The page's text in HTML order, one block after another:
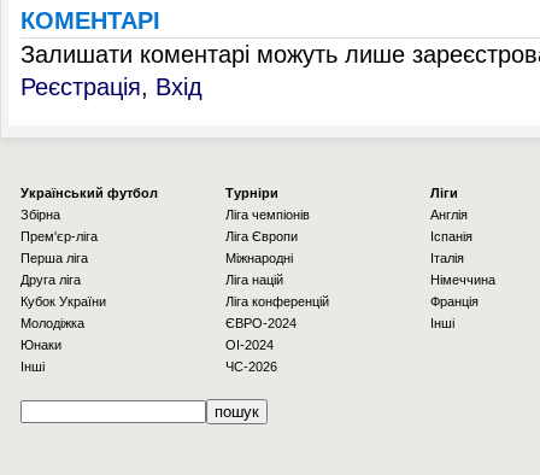
КОМЕНТАРІ
Залишати коментарі можуть лише
Реєстрація, Вхід
Українcький футбол
Збірна
Прем'єр-ліга
Перша ліга
Друга ліга
Кубок України
Молодіжка
Юнаки
Інші
Турніри
Ліга чемпіонів
Ліга Європи
Міжнародні
Ліга націй
Ліга конференцій
ЄВРО-2024
OI-2024
ЧС-2026
Ліги
Англія
Іспанія
Італія
Німеччина
Франція
Інші